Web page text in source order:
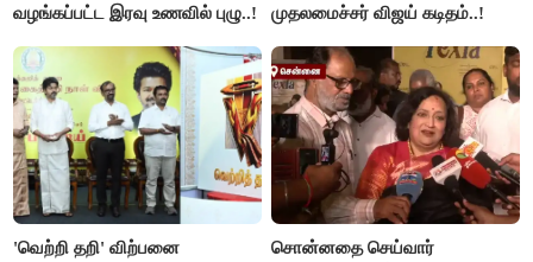
வழங்கப்பட்ட இரவு உணவில் புழு..!
முதலமைச்சர் விஜய் கடிதம்..!
'வெற்றி தறி' விற்பனை
சொன்னதை செய்வார்